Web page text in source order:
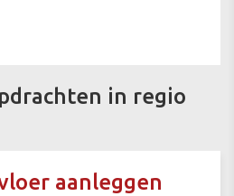
in regio
aanleggen